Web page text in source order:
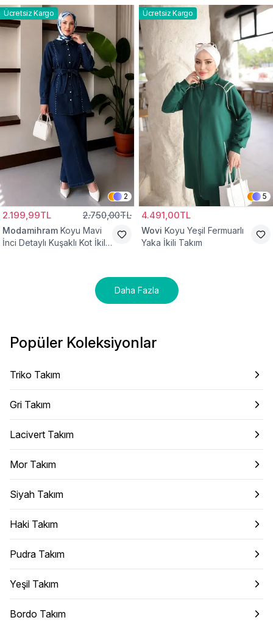
Ücretsiz Kargo
2
2.199,99TL 2.750,00TL
Modamihram Koyu Mavi
İnci Detaylı Kuşaklı Kot İkili
Ücretsiz Kargo
5
4.491,00TL
Wovi Koyu Yeşil Fermuarlı
Yaka İkili Takım
Daha Fazla
Popüler Koleksiyonlar
Triko Takım
Gri Takım
Lacivert Takım
Mor Takım
Siyah Takım
Haki Takım
Pudra Takım
Yeşil Takım
Bordo Takım